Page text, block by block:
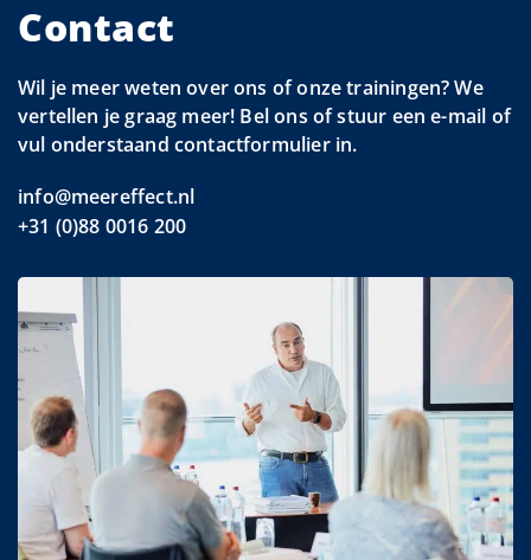
Contact
Wil je meer weten over ons of onze trainingen? We
vertellen je graag meer! Bel ons of stuur een e-mail of
vul onderstaand contactformulier in.
info@meereffect.nl
+31 (0)88 0016 200